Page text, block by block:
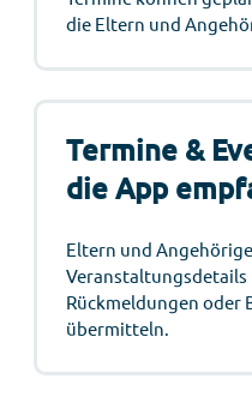
die Eltern und
Termine &
die App
Eltern und
Veranstaltungsdetails
Rückmeldungen oder
übermitteln.